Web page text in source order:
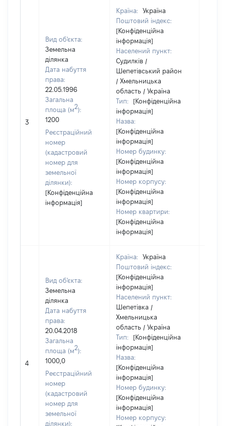
3
Вид об'єкта:
Земельна
ділянка
Дата набуття
права:
22.05.1996
Загальна
площа (м2):
1200
Реєстраційний
номер
(кадастровий
номер для
земельної
ділянки):
[Конфіденційна
інформація]
Країна:
Україна
Поштовий індекс:
[Конфіденційна
інформація]
Населений пункт:
Судилків /
Шепетівський район
/ Хмельницька
область / Україна
Тип:
[Конфіденційна
інформація]
Назва:
[Конфіденційна
інформація]
Номер будинку:
[Конфіденційна
інформація]
Номер корпусу:
[Конфіденційна
інформація]
Номер квартири:
[Конфіденційна
інформація]
4
Вид об'єкта:
Земельна
ділянка
Дата набуття
права:
20.04.2018
Загальна
площа (м2):
1000,0
Реєстраційний
номер
(кадастровий
номер для
земельної
ділянки):
Країна:
Україна
Поштовий індекс:
[Конфіденційна
інформація]
Населений пункт:
Шепетівка /
Хмельницька
область / Україна
Тип:
[Конфіденційна
інформація]
Назва:
[Конфіденційна
інформація]
Номер будинку:
[Конфіденційна
інформація]
Номер корпусу: